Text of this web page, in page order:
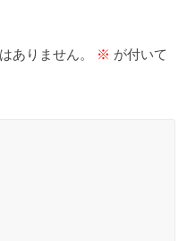
ありません。 ※ が付いて